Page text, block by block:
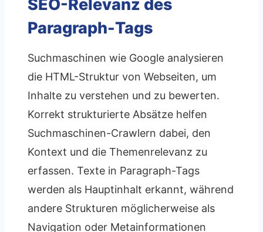
SEO-Relevanz des
Paragraph-Tags
Suchmaschinen wie Google analysieren
die HTML-Struktur von Webseiten, um
Inhalte zu verstehen und zu bewerten.
Korrekt strukturierte Absätze helfen
Suchmaschinen-Crawlern dabei, den
Kontext und die Themenrelevanz zu
erfassen. Texte in Paragraph-Tags
werden als Hauptinhalt erkannt, während
andere Strukturen möglicherweise als
Navigation oder Metainformationen